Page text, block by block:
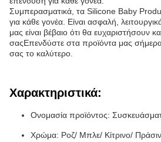
Συμπερασματικά, τα Silicone Baby
για κάθε γονέα. Είναι ασφαλή,
μας είναι βέβαιο ότι θα ευχαριστήσουν
σαςΕπενδύστε στα προϊόντα μας
σας το καλύτερο.
Χαρακτηριστικά:
Ονομασία προϊόντος:
Χρώμα: Ροζ/ Μπλε/ Κίτρινο/